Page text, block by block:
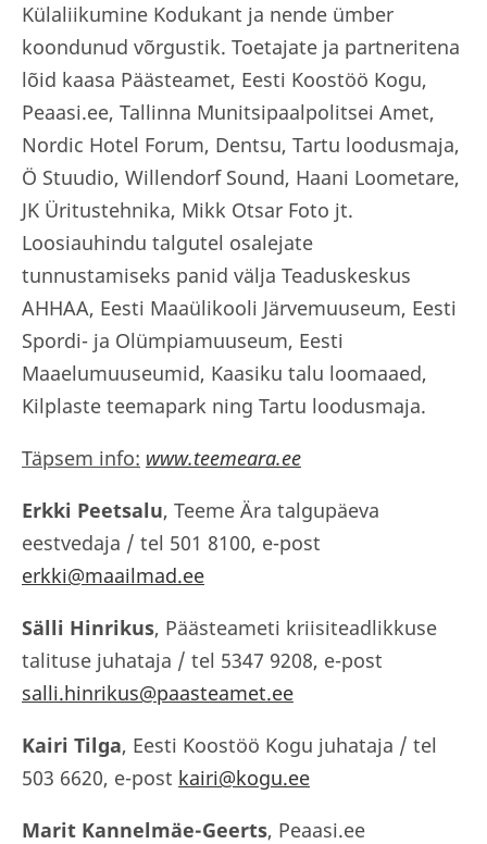
Külaliikumine Kodukant ja nende ümber
koondunud võrgustik. Toetajate ja partneritena
lõid kaasa Päästeamet, Eesti Koostöö Kogu,
Peaasi.ee, Tallinna Munitsipaalpolitsei Amet,
Nordic Hotel Forum, Dentsu, Tartu loodusmaja,
Ö Stuudio, Willendorf Sound, Haani Loometare,
JK Üritustehnika, Mikk Otsar Foto jt.
Loosiauhindu talgutel osalejate
tunnustamiseks panid välja Teaduskeskus
AHHAA, Eesti Maaülikooli Järvemuuseum, Eesti
Spordi- ja Olümpiamuuseum, Eesti
Maaelumuuseumid, Kaasiku talu loomaaed,
Kilplaste teemapark ning Tartu loodusmaja.
Täpsem info: www.teemeara.ee
Erkki Peetsalu, Teeme Ära talgupäeva
eestvedaja / tel 501 8100, e-post
erkki@maailmad.ee
Sälli Hinrikus, Päästeameti kriisiteadlikkuse
talituse juhataja / tel 5347 9208, e-post
salli.hinrikus@paasteamet.ee
Kairi Tilga, Eesti Koostöö Kogu juhataja / tel
503 6620, e-post kairi@kogu.ee
Marit Kannelmäe-Geerts, Peaasi.ee